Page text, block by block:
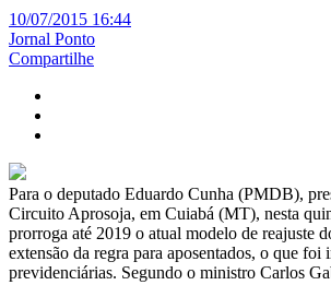
10/07/2015 16:44
Jornal Ponto
Compartilhe
Para o deputado Eduardo Cunha (PMDB),
Circuito Aprosoja, em Cuiabá (MT), nesta
prorroga até 2019 o atual modelo de reajuste
extensão da regra para aposentados, o que
previdenciárias. Segundo o ministro Carlos